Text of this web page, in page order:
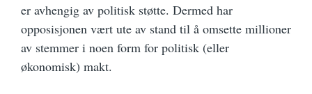
er avhengig av politisk støtte. Dermed har
opposisjonen vært ute av stand til å omsette millioner
av stemmer i noen form for politisk (eller
økonomisk) makt.